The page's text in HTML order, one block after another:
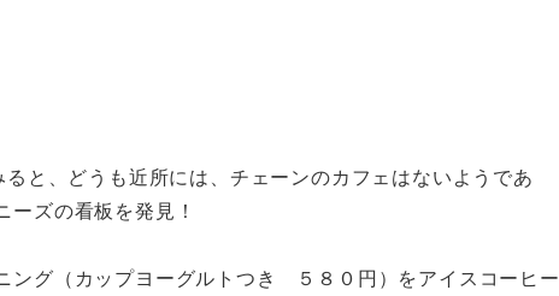
と、どうも近所には、チェーンのカフェはないようであ
ズの看板を発見！
ング（カップヨーグルトつき ５８０円）をアイスコーヒー